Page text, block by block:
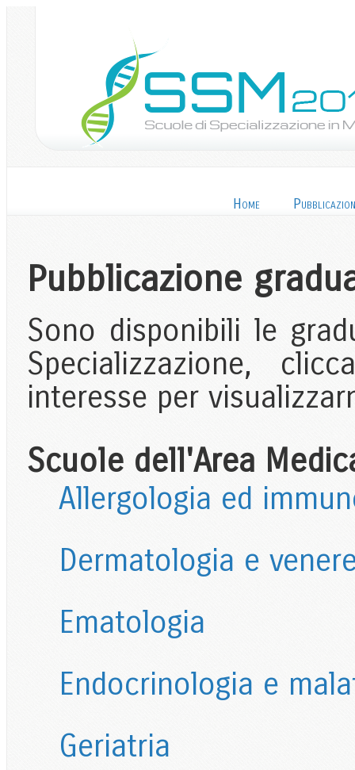
Home
Pubblicazione
Sono disponibili le
Specializzazione,
interesse per
Scuole dell'Area
Allergologia ed
Dermatologia e
Ematologia
Endocrinologia e
Geriatria